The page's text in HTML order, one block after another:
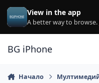
Премини към съдържанието
View in the app
A better way to browse.
BG iPhone
Начало